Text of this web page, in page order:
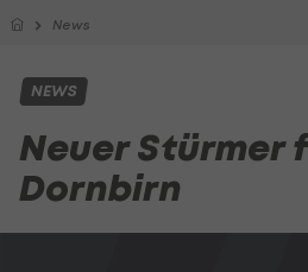
News
NEWS
Neuer Stürmer
Dornbirn